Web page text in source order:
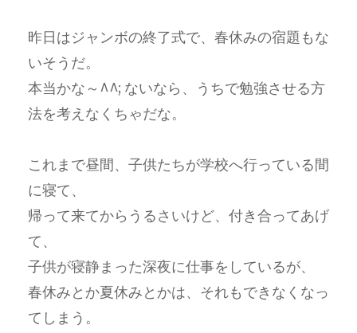
昨日はジャンボの終了式で、春休みの宿題もな
いそうだ。
本当かな～^^; ないなら、うちで勉強させる方
法を考えなくちゃだな。
これまで昼間、子供たちが学校へ行っている間
に寝て、
帰って来てからうるさいけど、付き合ってあげ
て、
子供が寝静まった深夜に仕事をしているが、
春休みとか夏休みとかは、それもできなくなっ
てしまう。